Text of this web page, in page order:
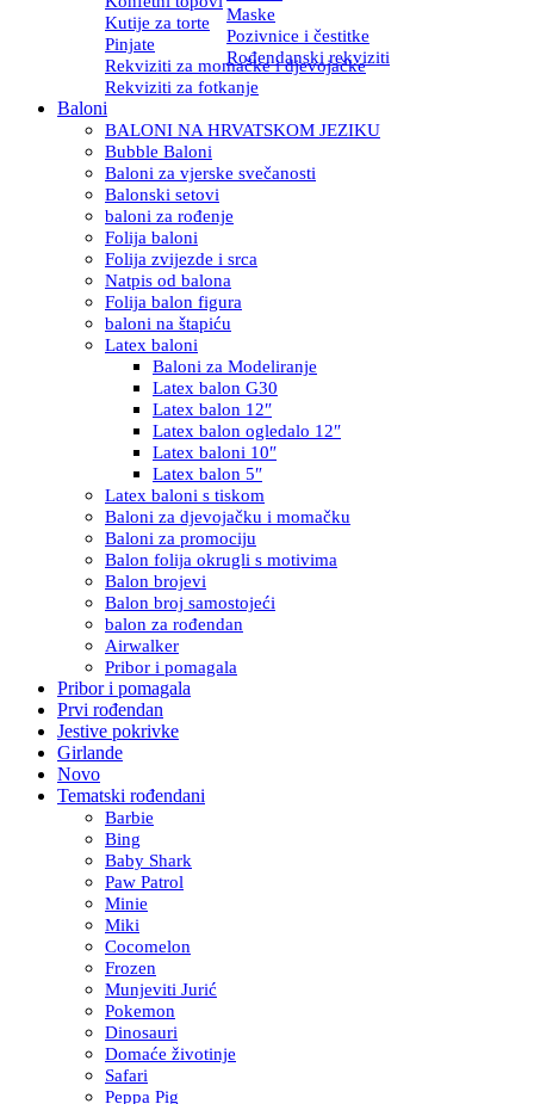
Kutije za torte
Maske
Pinjate
Pozivnice i čestitke
Rekviziti za momačke i djevojačke
Rođendanski rekviziti
Rekviziti za fotkanje
Baloni
BALONI NA HRVATSKOM JEZIKU
Bubble Baloni
Baloni za vjerske svečanosti
Balonski setovi
baloni za rođenje
Folija baloni
Folija zvijezde i srca
Natpis od balona
Folija balon figura
baloni na štapiću
Latex baloni
Baloni za Modeliranje
Latex balon G30
Latex balon 12″
Latex balon ogledalo 12″
Latex baloni 10″
Latex balon 5″
Latex baloni s tiskom
Baloni za djevojačku i momačku
Baloni za promociju
Balon folija okrugli s motivima
Balon brojevi
Balon broj samostojeći
balon za rođendan
Airwalker
Pribor i pomagala
Pribor i pomagala
Prvi rođendan
Jestive pokrivke
Girlande
Novo
Tematski rođendani
Barbie
Bing
Baby Shark
Paw Patrol
Minie
Miki
Cocomelon
Frozen
Munjeviti Jurić
Pokemon
Dinosauri
Domaće životinje
Safari
Peppa Pig